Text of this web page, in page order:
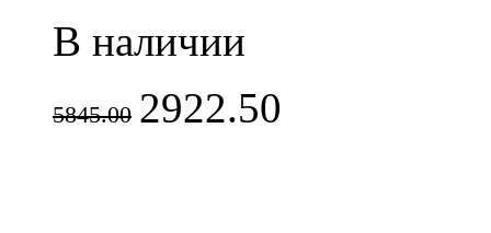
В наличии
5845.00 2922.50